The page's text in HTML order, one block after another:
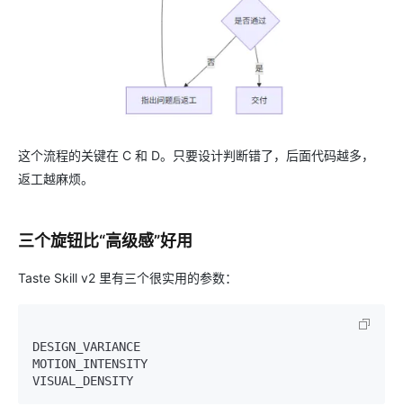
这个流程的关键在 C 和 D。只要设计判断错了，后面代码越多，
返工越麻烦。
三个旋钮比“高级感”好用
Taste Skill v2 里有三个很实用的参数：
DESIGN_VARIANCE
MOTION_INTENSITY